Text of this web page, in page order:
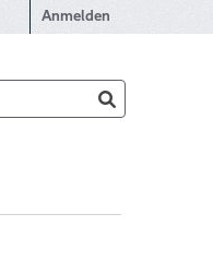
Anmelden